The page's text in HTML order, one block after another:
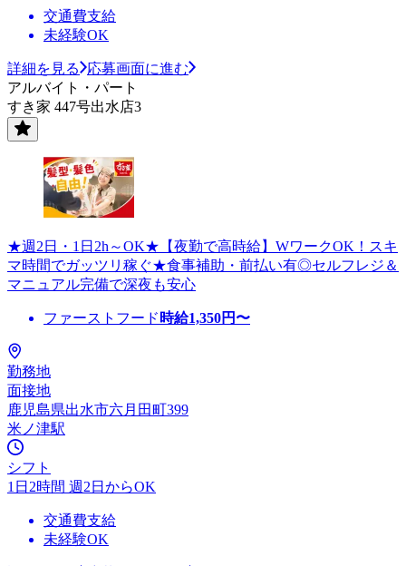
交通費支給
未経験OK
詳細を見る
応募画面に進む
アルバイト・パート
すき家 447号出水店3
★週2日・1日2h～OK★【夜勤で高時給】WワークOK！スキ
マ時間でガッツリ稼ぐ★食事補助・前払い有◎セルフレジ＆
マニュアル完備で深夜も安心
ファーストフード 時給1,350円〜
勤務地
面接地
鹿児島県出水市六月田町399
米ノ津駅
シフト
1日2時間 週2日からOK
交通費支給
未経験OK